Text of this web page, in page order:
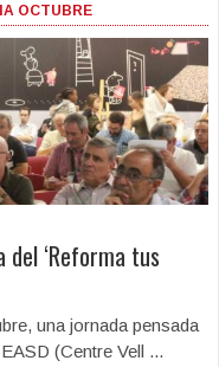
OCTUBRE
‘Reforma tus
una jornada pensada
(Centre Vell ...